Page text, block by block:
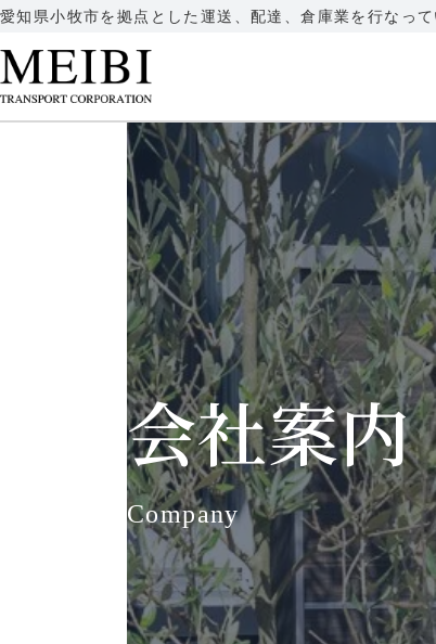
コ
テ
ン
ツ
へ
ナ
ゲ
ー
シ
ョ
愛知県小牧市を拠点とした運送、配達、倉庫業を行なっ
会社案内
Company